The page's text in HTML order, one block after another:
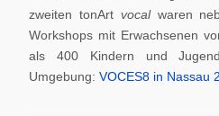
zweiten tonArt vocalwaren
Workshops mit Erwachsenen
als 400 Kindern und
Umgebung: VOCES8 in Nassau